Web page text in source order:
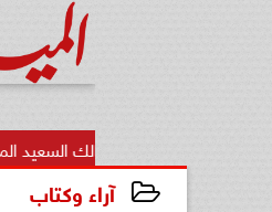
مالك السعيد المحامي يكتب:
آراء وكتاب